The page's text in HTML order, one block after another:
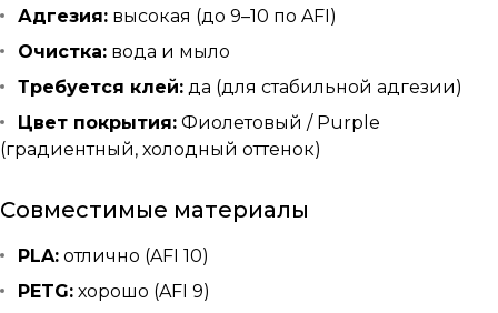
Адгезия: высокая (до 9–10 по AFI)
Очистка: вода и мыло
Требуется клей: да (для стабильной адгезии)
Цвет покрытия: Фиолетовый / Purple
(градиентный, холодный оттенок)
Совместимые материалы
PLA: отлично (AFI 10)
PETG: хорошо (AFI 9)